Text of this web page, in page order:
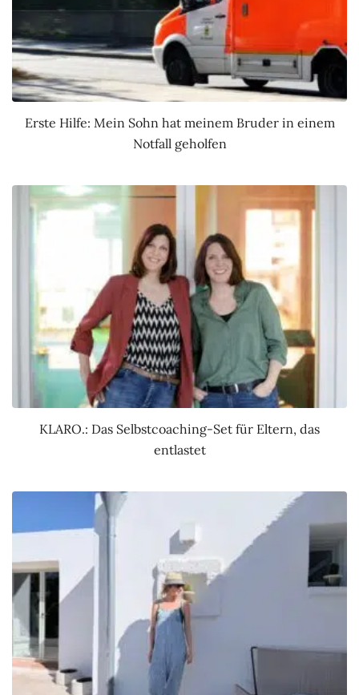
Erste Hilfe: Mein Sohn hat meinem Bruder in einem
Notfall geholfen
KLARO.: Das Selbstcoaching-Set für Eltern, das
entlastet